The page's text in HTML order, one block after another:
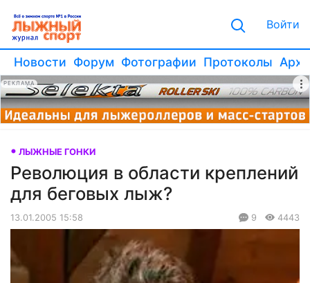
Войти
Новости Форум Фотографии Протоколы
РЕКЛАМА
ЛЫЖНЫЕ ГОНКИ
Революция в области креплений
для беговых лыж?
13.01.2005 15:58 9 4443